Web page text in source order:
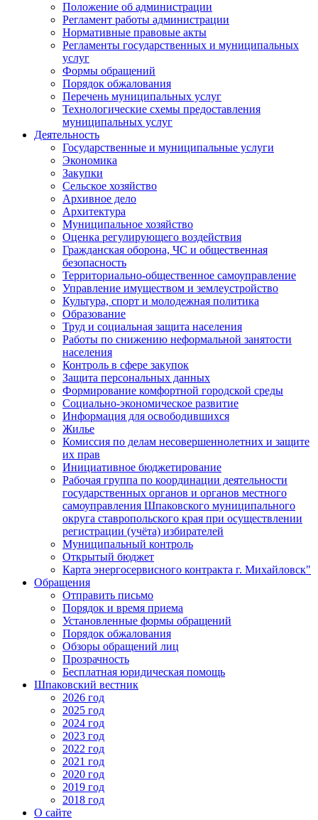
Положение об администрации
Регламент работы администрации
Нормативные правовые акты
Регламенты государственных и муниципальных
услуг
Формы обращений
Порядок обжалования
Перечень муниципальных услуг
Технологические схемы предоставления
муниципальных услуг
Деятельность
Государственные и муниципальные услуги
Экономика
Закупки
Сельское хозяйство
Архивное дело
Архитектура
Муниципальное хозяйство
Оценка регулирующего воздействия
Гражданская оборона, ЧС и общественная
безопасность
Территориально-общественное самоуправление
Управление имуществом и землеустройство
Культура, спорт и молодежная политика
Образование
Труд и социальная защита населения
Работы по снижению неформальной занятости
населения
Контроль в сфере закупок
Защита персональных данных
Формирование комфортной городской среды
Социально-экономическое развитие
Информация для освободившихся
Жилье
Комиссия по делам несовершеннолетних и защите
их прав
Инициативное бюджетирование
Рабочая группа по координации деятельности
государственных органов и органов местного
самоуправления Шпаковского муниципального
округа ставропольского края при осуществлении
регистрации (учёта) избирателей
Муниципальный контроль
Открытый бюджет
Карта энергосервисного контракта г. Михайловск"
Обращения
Отправить письмо
Порядок и время приема
Установленные формы обращений
Порядок обжалования
Обзоры обращений лиц
Прозрачность
Бесплатная юридическая помощь
Шпаковский вестник
2026 год
2025 год
2024 год
2023 год
2022 год
2021 год
2020 год
2019 год
2018 год
О сайте